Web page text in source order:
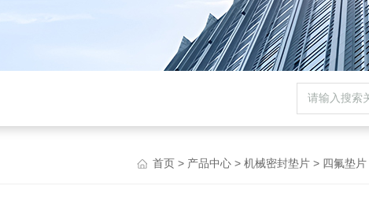
首页 > 产品中心 > 机械密封垫片 > 四氟垫片